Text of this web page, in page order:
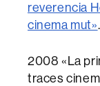
reverencia
cinema mut».
2008 «La
traces